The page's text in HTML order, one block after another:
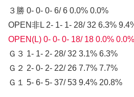
３勝 0- 0- 0- 6/ 6 0.0% 0.0%
OPEN非L 2- 1- 1- 28/ 32 6.3%
OPEN(L) 0- 0- 0- 18/ 18 0.0% 0.0%
Ｇ３ 1- 1- 2- 28/ 32 3.1% 6.3%
Ｇ２ 2- 0- 2- 22/ 26 7.7% 7.7%
Ｇ１ 5- 6- 5- 37/ 53 9.4% 20.8%